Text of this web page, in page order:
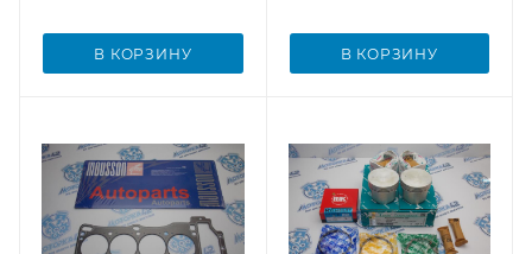
В КОРЗИНУ В КОРЗИНУ